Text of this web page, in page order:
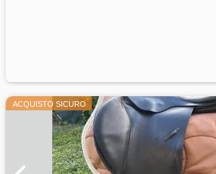
ACQUISTO SICURO